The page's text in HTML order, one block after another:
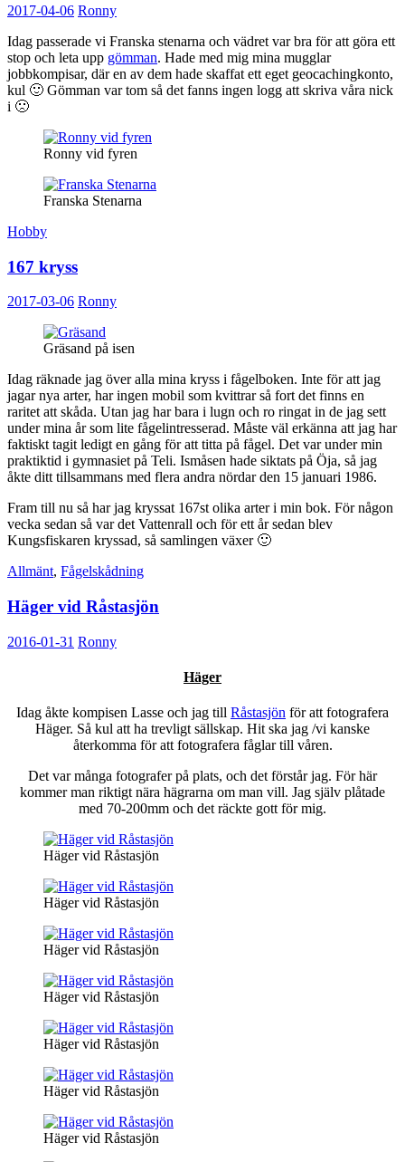
2017-04-06 Ronny
Idag passerade vi Franska stenarna och vädret var bra för att göra ett
stop och leta upp gömman. Hade med mig mina mugglar
jobbkompisar, där en av dem hade skaffat ett eget geocachingkonto,
kul 🙂 Gömman var tom så det fanns ingen logg att skriva våra nick
i 🙁
Ronny vid fyren
Franska Stenarna
Hobby
167 kryss
2017-03-06 Ronny
Gräsand på isen
Idag räknade jag över alla mina kryss i fågelboken. Inte för att jag
jagar nya arter, har ingen mobil som kvittrar så fort det finns en
raritet att skåda. Utan jag har bara i lugn och ro ringat in de jag sett
under mina år som lite fågelintresserad. Måste väl erkänna att jag har
faktiskt tagit ledigt en gång för att titta på fågel. Det var under min
praktiktid i gymnasiet på Teli. Ismåsen hade siktats på Öja, så jag
åkte ditt tillsammans med flera andra nördar den 15 januari 1986.
Fram till nu så har jag kryssat 167st olika arter i min bok. För någon
vecka sedan så var det Vattenrall och för ett år sedan blev
Kungsfiskaren kryssad, så samlingen växer 🙂
Allmänt, Fågelskådning
Häger vid Råstasjön
2016-01-31 Ronny
Häger
Idag åkte kompisen Lasse och jag till Råstasjön för att fotografera
Häger. Så kul att ha trevligt sällskap. Hit ska jag /vi kanske
återkomma för att fotografera fåglar till våren.
Det var många fotografer på plats, och det förstår jag. För här
kommer man riktigt nära hägrarna om man vill. Jag själv plåtade
med 70-200mm och det räckte gott för mig.
Häger vid Råstasjön
Häger vid Råstasjön
Häger vid Råstasjön
Häger vid Råstasjön
Häger vid Råstasjön
Häger vid Råstasjön
Häger vid Råstasjön